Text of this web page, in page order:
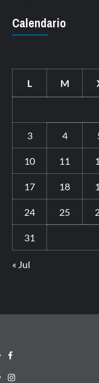
Calendario
L M
3 4
10 11
17 18
24 25
31
« Jul